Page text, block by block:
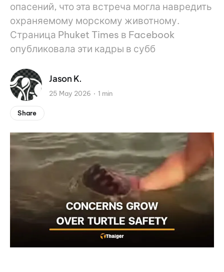
опасений, что эта встреча могла навредить
охраняемому морскому животному.
Страница Phuket Times в Facebook
опубликовала эти кадры в субб
Jason K.
25 May 2026 1 min
Share